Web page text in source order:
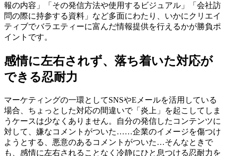
報の内容」「その発信方法や使用するビジュアル」「会社訪
問の際に持参する資料」など多面にわたり、いかにクリエイ
ティブでバラエティーに富んだ情報提供を行えるかが勝負ポ
イントです。
感情に左右されず、落ち着いた対応が
できる忍耐力
マーケティングの一環としてSNSやEメールを活用している
場合、ちょっとした対応の間違いで「炎上」を起こしてしま
うケースは少なくありません。自分の発信したコンテンツに
対して、嫌なコメントがついた……企業のイメージを傷つけ
ようとする、悪意のあるコメントがついた…そんなときで
も、感情に左右されることなく冷静にひと息つける忍耐力を